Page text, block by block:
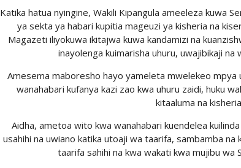
Katika hatua nyingine, Wakili Kipangula ameeleza kuwa
ya sekta ya habari kupitia mageuzi ya kisheria na
Magazeti iliyokuwa ikitajwa kuwa kandamizi na
inayolenga kuimarisha uhuru, uwajibikaji na
Amesema maboresho hayo yameleta mwelekeo mpya
wanahabari kufanya kazi zao kwa uhuru zaidi, huku
kitaaluma na
Aidha, ametoa wito kwa wanahabari kuendelea
usahihi na uwiano katika utoaji wa taarifa, sambamba na
taarifa sahihi na kwa wakati kwa mujibu wa